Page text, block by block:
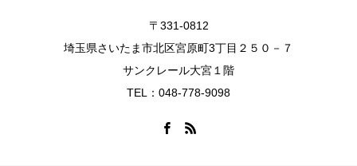
〒331-0812
埼玉県さいたま市北区宮原町3丁目２５０－７
サンクレール大宮１階
TEL：048-778-9098